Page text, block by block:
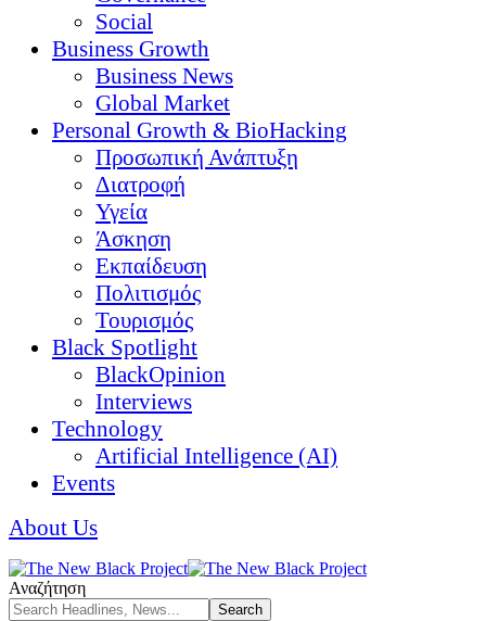
Social
Business Growth
Business News
Global Market
Personal Growth & BioHacking
Προσωπική Ανάπτυξη
Διατροφή
Υγεία
Άσκηση
Εκπαίδευση
Πολιτισμός
Τουρισμός
Black Spotlight
BlackOpinion
Interviews
Technology
Artificial Intelligence (AI)
Events
About Us
Αναζήτηση